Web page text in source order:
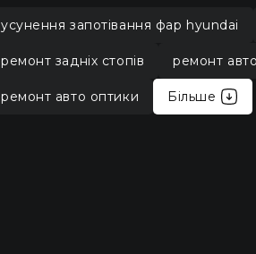
усунення запотівання фар hyundai
ремонт задніх стопів ремонт
ремонт авто оптики Більше